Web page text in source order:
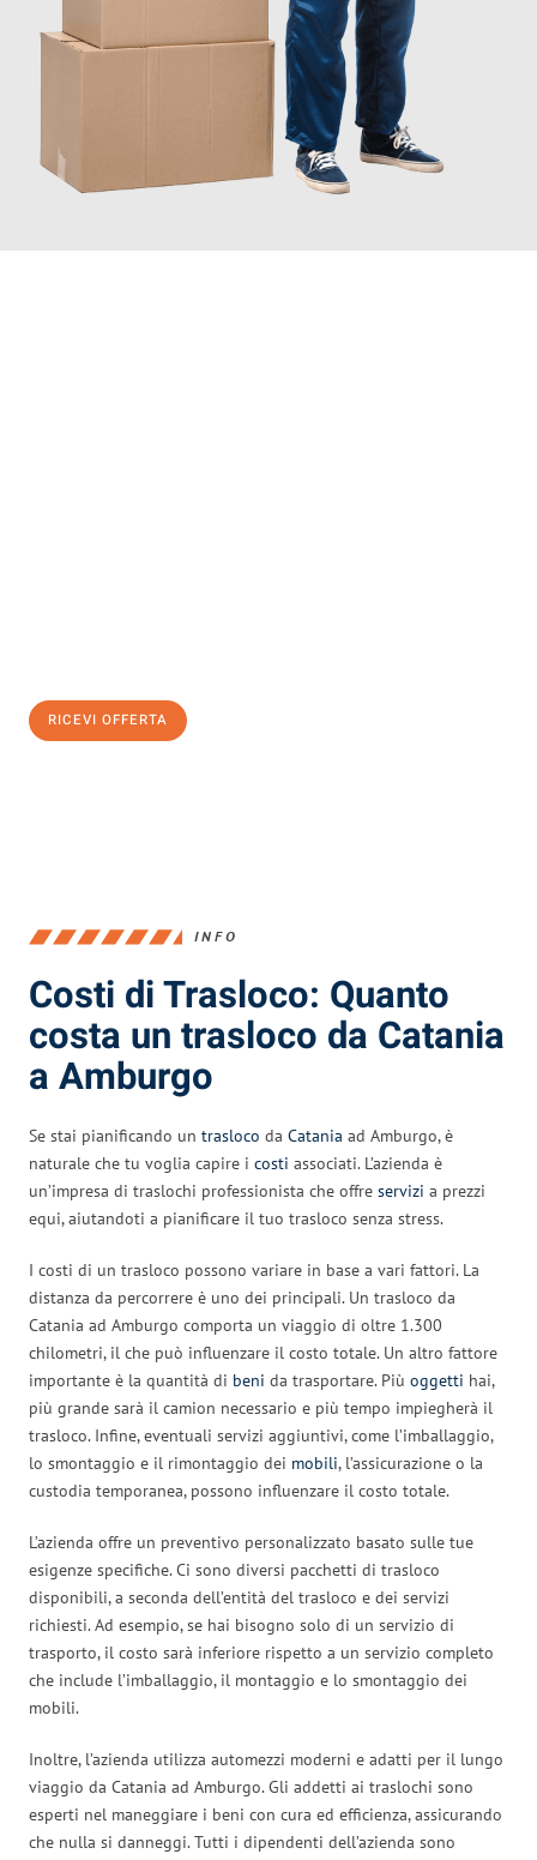
RICEVI OFFERTA
INFO
Costi di Trasloco: Quanto
costa un trasloco da Catania
a Amburgo
Se stai pianificando un trasloco da Catania ad Amburgo, è
naturale che tu voglia capire i costi associati. L’azienda è
un’impresa di traslochi professionista che offre servizi a prezzi
equi, aiutandoti a pianificare il tuo trasloco senza stress.
I costi di un trasloco possono variare in base a vari fattori. La
distanza da percorrere è uno dei principali. Un trasloco da
Catania ad Amburgo comporta un viaggio di oltre 1.300
chilometri, il che può influenzare il costo totale. Un altro fattore
importante è la quantità di beni da trasportare. Più oggetti hai,
più grande sarà il camion necessario e più tempo impiegherà il
trasloco. Infine, eventuali servizi aggiuntivi, come l’imballaggio,
lo smontaggio e il rimontaggio dei mobili, l’assicurazione o la
custodia temporanea, possono influenzare il costo totale.
L’azienda offre un preventivo personalizzato basato sulle tue
esigenze specifiche. Ci sono diversi pacchetti di trasloco
disponibili, a seconda dell’entità del trasloco e dei servizi
richiesti. Ad esempio, se hai bisogno solo di un servizio di
trasporto, il costo sarà inferiore rispetto a un servizio completo
che include l’imballaggio, il montaggio e lo smontaggio dei
mobili.
Inoltre, l’azienda utilizza automezzi moderni e adatti per il lungo
viaggio da Catania ad Amburgo. Gli addetti ai traslochi sono
esperti nel maneggiare i beni con cura ed efficienza, assicurando
che nulla si danneggi. Tutti i dipendenti dell’azienda sono